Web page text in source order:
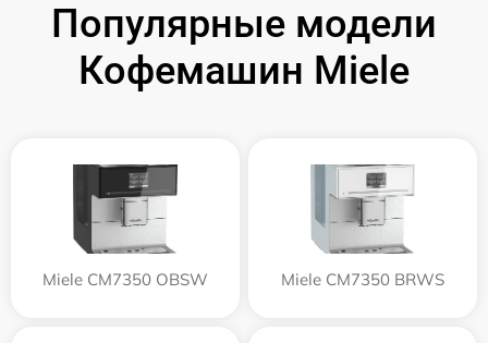
Популярные модели
Кофемашин Miele
Miele CM7350 OBSW Miele CM7350 BRWS